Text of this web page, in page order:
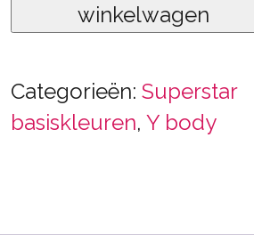
blauw
winkelwagen
Categorieën:Superstar
basiskleuren,Y body